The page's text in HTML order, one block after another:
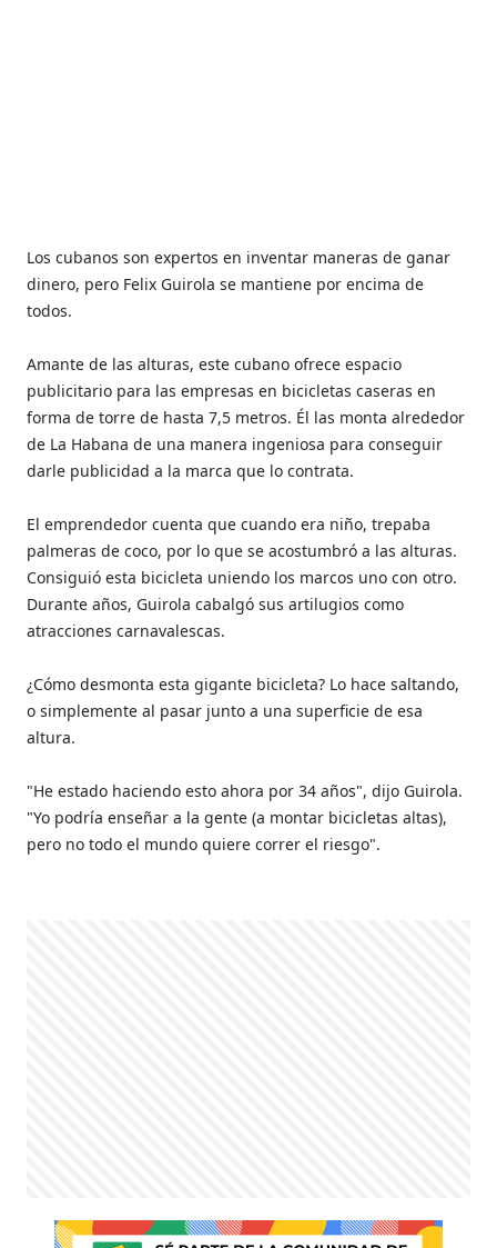
Los cubanos son expertos en inventar maneras de ganar
dinero, pero Felix Guirola se mantiene por encima de
todos.
Amante de las alturas, este cubano ofrece espacio
publicitario para las empresas en bicicletas caseras en
forma de torre de hasta 7,5 metros. Él las monta alrededor
de La Habana de una manera ingeniosa para conseguir
darle publicidad a la marca que lo contrata.
El emprendedor cuenta que cuando era niño, trepaba
palmeras de coco, por lo que se acostumbró a las alturas.
Consiguió esta bicicleta uniendo los marcos uno con otro.
Durante años, Guirola cabalgó sus artilugios como
atracciones carnavalescas.
¿Cómo desmonta esta gigante bicicleta? Lo hace saltando,
o simplemente al pasar junto a una superficie de esa
altura.
"He estado haciendo esto ahora por 34 años", dijo Guirola.
"Yo podría enseñar a la gente (a montar bicicletas altas),
pero no todo el mundo quiere correr el riesgo".